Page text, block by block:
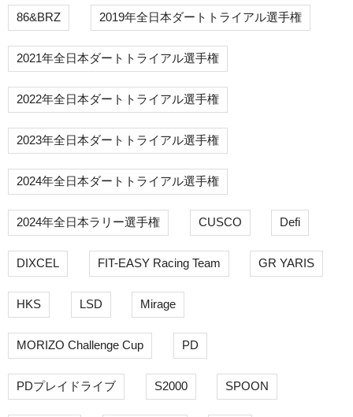
86&BRZ 2019年全日本ダートトライアル選手権
2021年全日本ダートトライアル選手権
2022年全日本ダートトライアル選手権
2023年全日本ダートトライアル選手権
2024年全日本ダートトライアル選手権
2024年全日本ラリー選手権 CUSCO Defi
DIXCEL FIT-EASY Racing Team GR YARIS
HKS LSD Mirage
MORIZO Challenge Cup PD
PDプレイドライブ S2000 SPOON